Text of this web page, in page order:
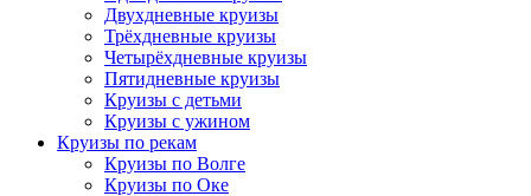
Двухдневные круизы
Трёхдневные круизы
Четырёхдневные круизы
Пятидневные круизы
Круизы с детьми
Круизы с ужином
Круизы по рекам
Круизы по Волге
Круизы по Оке